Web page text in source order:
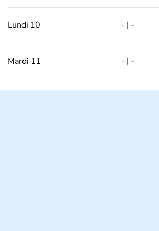
Lundi 10 - | -
Mardi 11 - | -